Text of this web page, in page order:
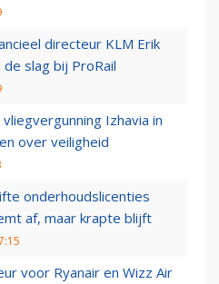
directeur KLM Erik
de slag bij ProRail
Izhavia in
over veiligheid
onderhoudslicenties
af, maar krapte blijft
voor Ryanair en Wizz Air